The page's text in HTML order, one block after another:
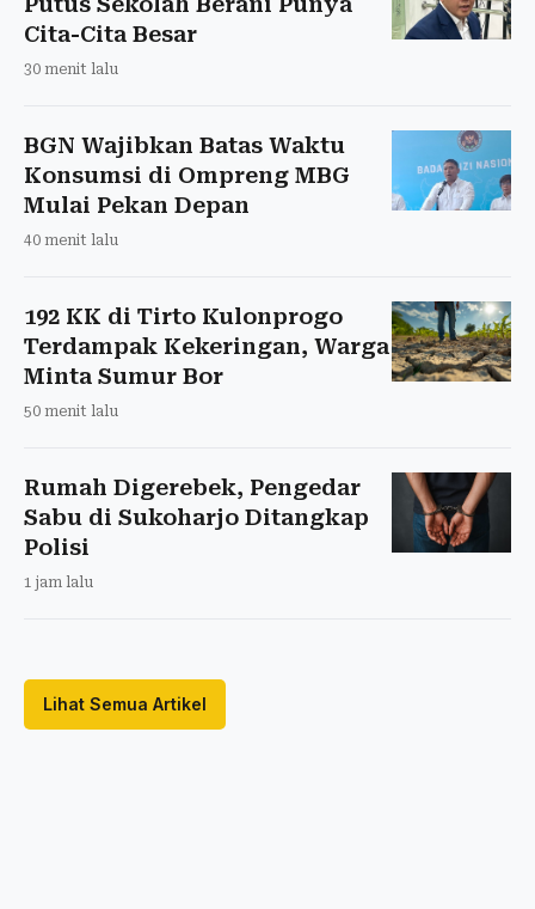
Cita-Cita Besar
30 menit lalu
BGN Wajibkan Batas Waktu
Konsumsi di Ompreng MBG
Mulai Pekan Depan
40 menit lalu
192 KK di Tirto Kulonprogo
Terdampak Kekeringan, Warga
Minta Sumur Bor
50 menit lalu
Rumah Digerebek, Pengedar
Sabu di Sukoharjo Ditangkap
Polisi
1 jam lalu
Lihat Semua Artikel